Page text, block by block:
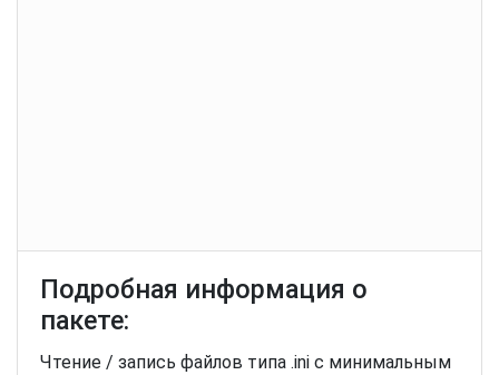
Подробная информация о
пакете:
Чтение / запись файлов типа .ini с минимальным